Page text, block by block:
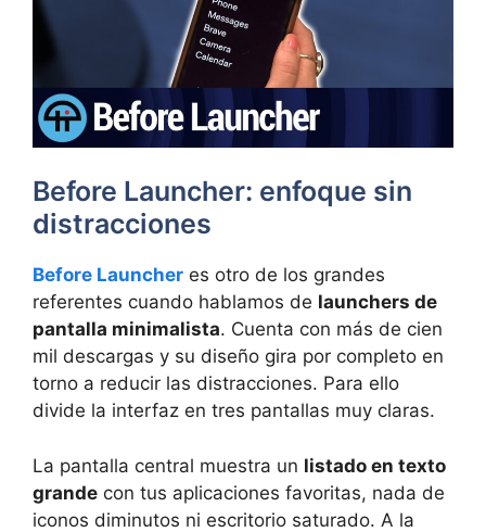
Before Launcher: enfoque sin
distracciones
Before Launcher es otro de los grandes
referentes cuando hablamos de launchers de
pantalla minimalista. Cuenta con más de cien
mil descargas y su diseño gira por completo en
torno a reducir las distracciones. Para ello
divide la interfaz en tres pantallas muy claras.
La pantalla central muestra un listado en texto
grande con tus aplicaciones favoritas, nada de
iconos diminutos ni escritorio saturado. A la